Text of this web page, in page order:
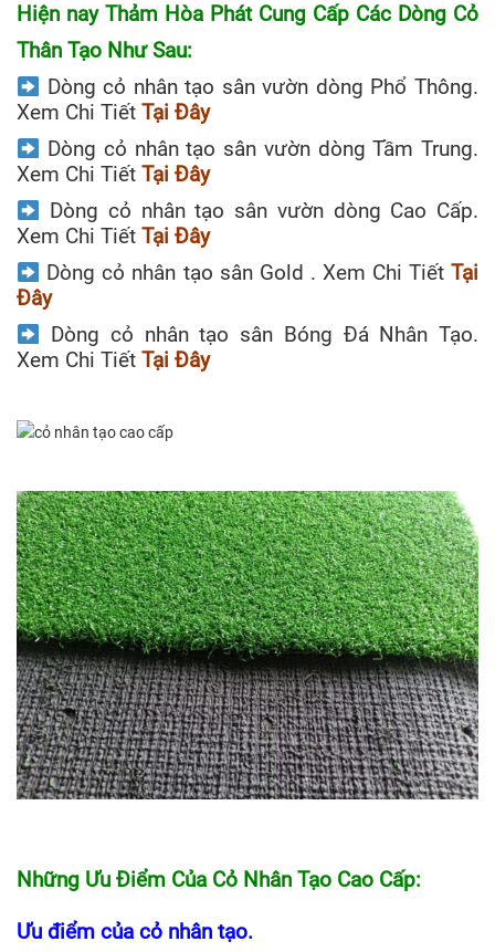
Hiện nay Thảm Hòa Phát Cung Cấp Các Dòng Cỏ
Thân Tạo Như Sau:
Dòng cỏ nhân tạo sân vườn dòng Phổ Thông.
Xem Chi Tiết Tại Đây
Dòng cỏ nhân tạo sân vườn dòng Tầm Trung.
Xem Chi Tiết Tại Đây
Dòng cỏ nhân tạo sân vườn dòng Cao Cấp.
Xem Chi Tiết Tại Đây
Dòng cỏ nhân tạo sân Gold . Xem Chi Tiết Tại
Đây
Dòng cỏ nhân tạo sân Bóng Đá Nhân Tạo.
Xem Chi Tiết Tại Đây
Những Ưu Điểm Của Cỏ Nhân Tạo Cao Cấp:
Ưu điểm của cỏ nhân tạo.